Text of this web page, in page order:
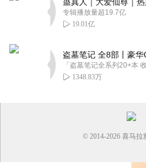
专辑播放量超19.7亿
19.01亿
1348.83万
© 2014-2026 喜马拉